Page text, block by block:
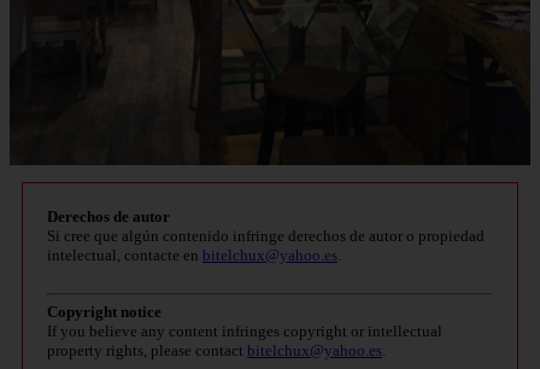
Derechos de autor
Si cree que algún contenido infringe derechos de autor o propiedad
intelectual, contacte en bitelchux@yahoo.es.
Copyright notice
If you believe any content infringes copyright or intellectual
property rights, please contact bitelchux@yahoo.es.